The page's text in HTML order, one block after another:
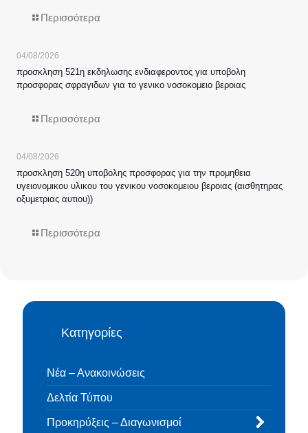
Περισσότερα
04/08/2026
προσκληση 521η εκδηλωσης ενδιαφεροντος για υποβολη
προσφορας σφραγιδων για το γενικο νοσοκομειο βεροιας
Περισσότερα
04/08/2026
προσκληση 520η υποβολης προσφορας για την προμηθεια
υγειονομικου υλικου του γενικου νοσοκομειου βεροιας (αισθητηρας
οξυμετριας αυτιου))
Περισσότερα
Κατηγορίες
Νέα – Ανακοινώσεις
Δελτία Τύπου
Προκηρύξεις – Διαγωνισμοί